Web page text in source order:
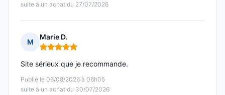
suite à un achat du 27/07/2026
M
Marie D.
Note : 5 sur 5
Publié le 06/08/2026 à 06h05
suite à un achat du 30/07/2026
Site sérieux que je recommande.